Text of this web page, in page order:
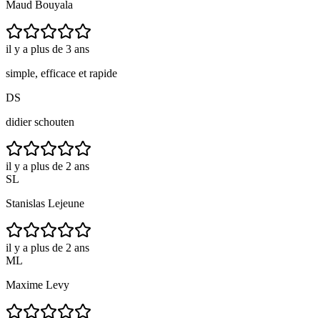
Maud Bouyala
il y a plus de 3 ans
simple, efficace et rapide
DS
didier schouten
il y a plus de 2 ans
SL
Stanislas Lejeune
il y a plus de 2 ans
ML
Maxime Levy